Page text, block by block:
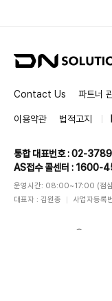
D
S
l
i
o
n
s
Contact Us 파트너
이용약관 법적고지
통합 대표번호 : 02-
AS접수 콜센터 : 1600-
운영시간: 08:00~17:00 (점
대표자 : 김원종
사업자등
ⓒ